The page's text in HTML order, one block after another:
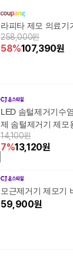
라피타 제모 의료기
258,000원
58%107,390원
LED 솜털제거기수
제 솜털제거기 제모
14,100원
7%13,120원
모근제거기 제모기
59,900원